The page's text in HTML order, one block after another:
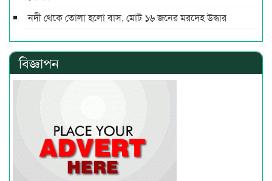
নদী থেকে তোলা হলো বাস, মোট ১৬ জনের মরদেহ উদ্ধার
বিজ্ঞাপন